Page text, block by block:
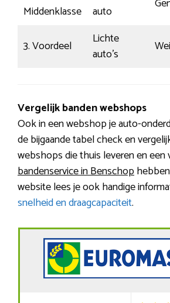
Middenklasse
auto
3. Voordeel
Lichte
auto’s
Vergelijk banden webshops
Ook in een webshop je auto-
de bijgaande tabel check en
webshops die thuis leveren en een
bandenservice in Benschop
website lees je ook handige
snelheid en draagcapaciteit.